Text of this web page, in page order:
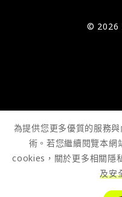
© 2026
為提供您更多優質的服務
術。若您繼續閱覽本網
cookies，關於更多相關隱
及安